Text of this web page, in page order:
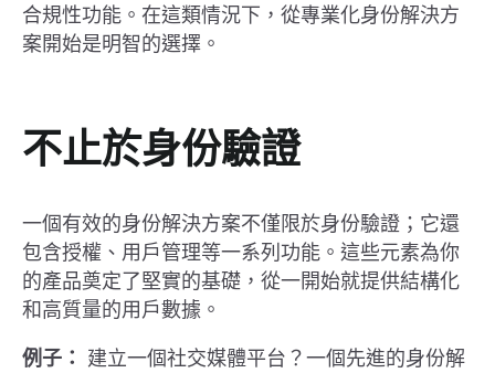
合規性功能。在這類情況下，從專業化身份解決方
案開始是明智的選擇。
不止於身份驗證
一個有效的身份解決方案不僅限於身份驗證；它還
包含授權、用戶管理等一系列功能。這些元素為你
的產品奠定了堅實的基礎，從一開始就提供結構化
和高質量的用戶數據。
例子： 建立一個社交媒體平台？一個先進的身份解